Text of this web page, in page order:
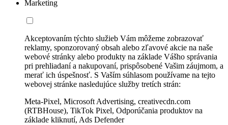
Marketing
Akceptovaním týchto služieb Vám môžeme zobrazovať
reklamy, sponzorovaný obsah alebo zľavové akcie na naše
webové stránky alebo produkty na základe Vášho správania
pri prehliadaní a nakupovaní, prispôsobené Vašim záujmom, a
merať ich úspešnosť. S Vaším súhlasom používame na tejto
webovej stránke nasledujúce služby tretích strán:
Meta-Pixel, Microsoft Advertising, creativecdn.com
(RTBHouse), TikTok Pixel, Odporúčania produktov na
základe kliknutí, Ads Defender